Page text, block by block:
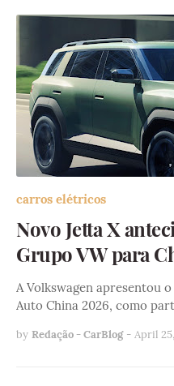
carros elétricos
Novo Jetta X
Grupo VW para
A Volkswagen apresentou
Auto China 2026, como
by Redação - CarBlog - April